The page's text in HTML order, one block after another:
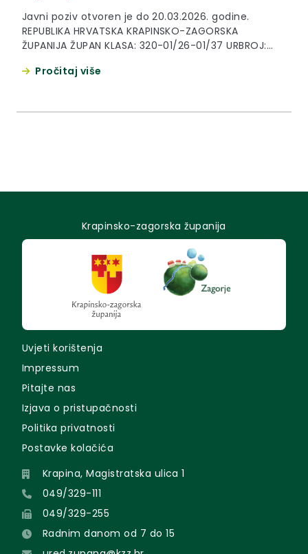
Javni poziv otvoren je do 20.03.2026. godine.
REPUBLIKA HRVATSKA KRAPINSKO-ZAGORSKA
ŽUPANIJA ŽUPAN KLASA: 320-01/26-01/37 URBROJ:
članka 32. Statuta Krapinsko-zagorske županije
Pročitaj više
Krapinsko-zagorska županija
Uvjeti korištenja
Impressum
Pitajte nas
Izjava o pristupačnosti
Politika privatnosti
Postavke kolačića
Krapina, Magistratska ulica 1
049/329-111
049/329-255
Radnim danom od 7 do 15